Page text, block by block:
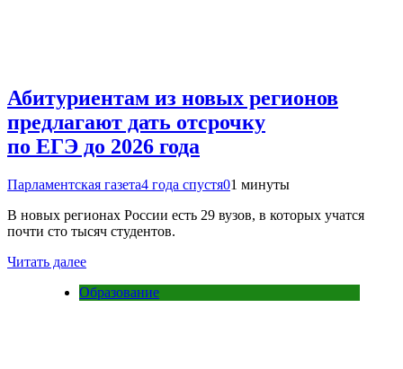
Абитуриентам из новых регионов
предлагают дать отсрочку
по ЕГЭ до 2026 года
Парламентская газета4 года спустя01 минуты
В новых регионах России есть 29 вузов, в которых учатся
почти сто тысяч студентов.
Читать далее
Образование